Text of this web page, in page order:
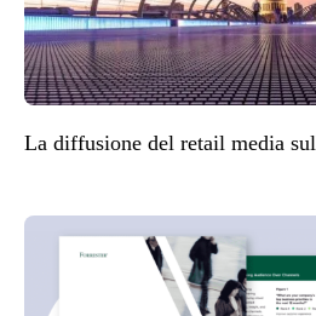
La diffusione del retail media